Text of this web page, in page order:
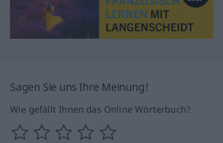
Sagen Sie uns Ihre Meinung!
Wie gefällt Ihnen das Online Wörterbuch?